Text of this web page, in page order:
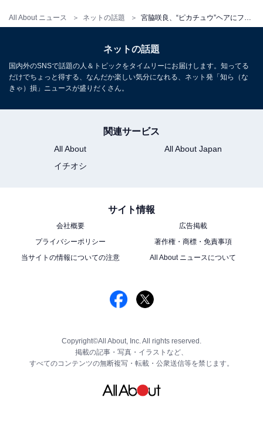
All About ニュース ネットの話題
ネットの話題
国内外のSNSで話題の人＆トピックをタイムリーにお届けします。知ってる
だけでちょっと得する、なんだか楽しい気分になれる、ネット発「知ら（な
きゃ）損」ニュースが盛りだくさん。
関連サービス
All About
All About Japan
イチオシ
サイト情報
会社概要
広告掲載
プライバシーポリシー
著作権・商標・免責事項
当サイトの情報についての注意
All About ニュースについて
Copyright©All About, Inc. All rights reserved.
掲載の記事・写真・イラストなど、
すべてのコンテンツの無断複写・転載・公衆送信等を禁じます。